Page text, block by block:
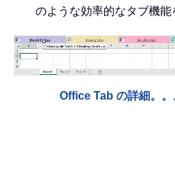
のような効率的なタブ機能
Office Tab の詳細。。